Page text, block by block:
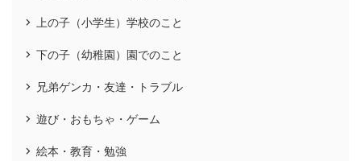
上の子（小学生）学校のこと
下の子（幼稚園）園でのこと
兄弟ゲンカ・友達・トラブル
遊び・おもちゃ・ゲーム
絵本・教育・勉強